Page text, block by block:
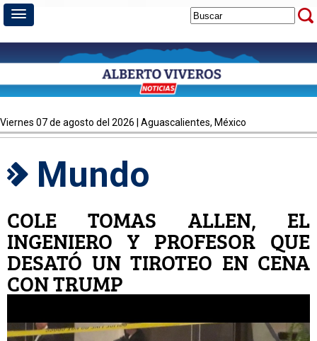
viernes 07 de agosto del 2026 | Aguascalientes, México
Mundo
COLE TOMAS ALLEN, EL
INGENIERO Y PROFESOR QUE
DESATÓ UN TIROTEO EN CENA
CON TRUMP